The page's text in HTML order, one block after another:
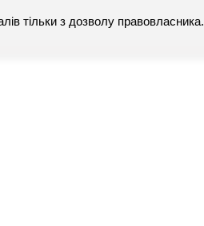
тільки з дозволу правовласника.